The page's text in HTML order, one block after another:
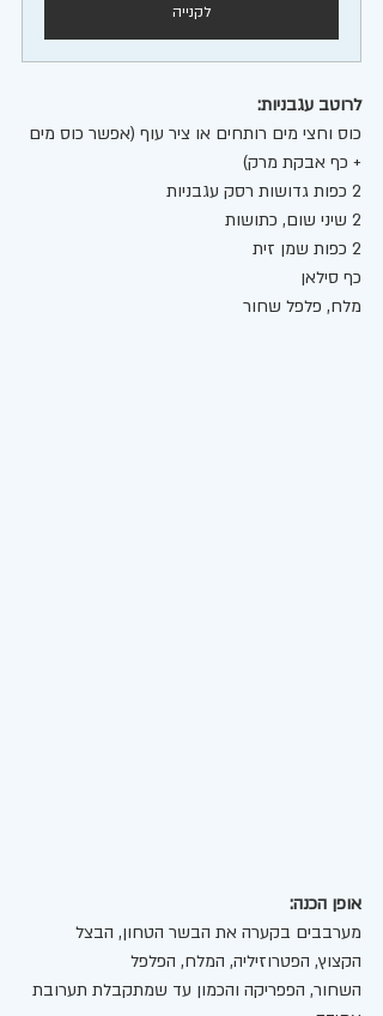
לקנייה
לרוטב עגבניות:
כוס וחצי מים רותחים או ציר עוף (אפשר כוס מים
+ כף אבקת מרק)
2 כפות גדושות רסק עגבניות
2 שיני שום, כתושות
2 כפות שמן זית
כף סילאן
מלח, פלפל שחור
אופן הכנה:
מערבבים בקערה את הבשר הטחון, הבצל
הקצוץ, הפטרוזיליה, המלח, הפלפל
השחור, הפפריקה והכמון עד שמתקבלת תערובת